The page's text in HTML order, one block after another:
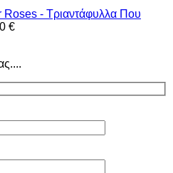
Roses - Τριαντάφυλλα Που
€